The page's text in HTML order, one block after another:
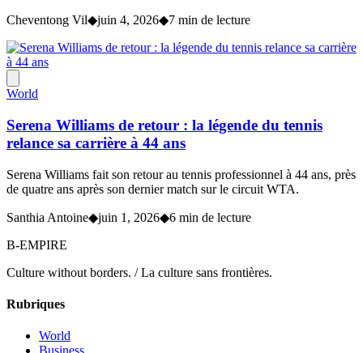
Cheventong Vil◆juin 4, 2026◆7 min de lecture
World
Serena Williams de retour : la légende du tennis
relance sa carrière à 44 ans
Serena Williams fait son retour au tennis professionnel à 44 ans, près
de quatre ans après son dernier match sur le circuit WTA.
Santhia Antoine◆juin 1, 2026◆6 min de lecture
B-EMPIRE
Culture without borders. / La culture sans frontières.
Rubriques
World
Business